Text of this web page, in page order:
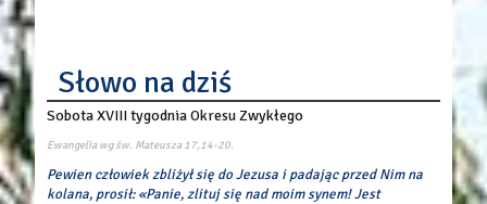
tel./fax 22 7220250
mail:par.objawieniapanskiego@gmail.com
Konto parafii
Alior Bank
Słowo na dziś
Sobota XVIII tygodnia Okresu Zwykłego
Ewangelia wg św. Mateusza17,14-20.
Pewien człowiek zbliżył się do Jezusa i padając przed Nim na
kolana, prosił: «Panie, zlituj się nad moim synem! Jest